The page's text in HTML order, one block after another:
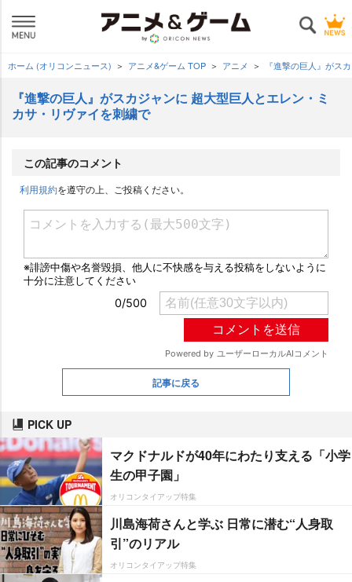
ホーム (オリコンニュース) アニメ&ゲーム TOP アニメ 『進撃の巨人』がス
『進撃の巨人』がスカジャンに 超大型巨人とエレン・ミ
カサ・リヴァイを刺繍で
この記事のコメント
利用規約を遵守の上、ご投稿ください。
記事に戻る
PICK UP
マクドナルドが40年にわたり支える「小学
生の甲子園」
オリコンタイアップ特集
川島海荷さんと学ぶ 日常に潜む“人身取
引”のリアル
オリコンタイアップ特集